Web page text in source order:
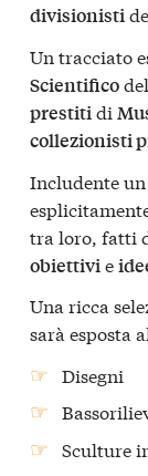
divisionisti
Un tracciato
Scientifico
prestitidi
collezionisti
Includente
tra loro, fatti
obiettivi e
Una ricca
sarà esposta
Disegni
Sculture